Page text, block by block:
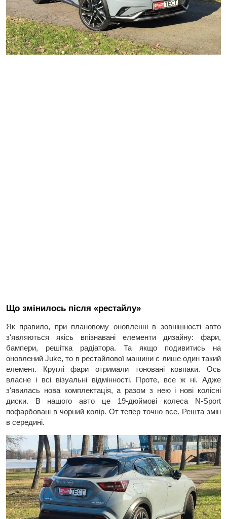
Що змінилось після «рестайлу»
Як правило, при плановому оновленні в зовнішності авто
з'являються якісь впізнавані елементи дизайну: фари,
бампери, решітка радіатора. Та якщо подивитись на
оновлений Juke, то в рестайлової машини є лише один такий
елемент. Круглі фари отримали тоновані ковпаки. Ось
власне і всі візуальні відмінності. Проте, все ж ні. Адже
з'явилась нова комплектація, а разом з нею і нові колісні
диски. В нашого авто це 19-дюймові колеса N-Sport
пофарбовані в чорний колір. От тепер точно все. Решта змін
в середині.